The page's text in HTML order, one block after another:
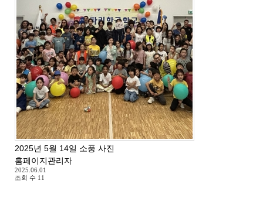
2025년 5월 14일 소풍 사진
홈페이지관리자
2025.06.01
조회 수 11